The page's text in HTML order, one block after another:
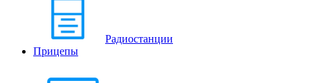
Радиостанции
Прицепы